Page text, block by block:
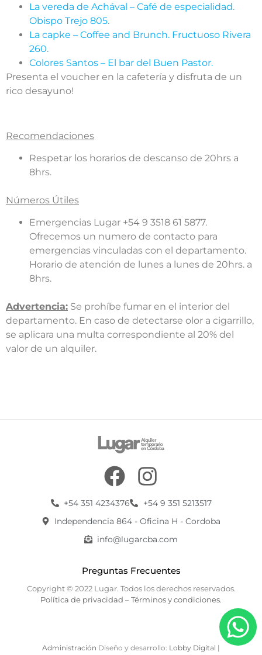
La vereda de Achával – Café de especialidad.
Obispo Trejo 805.
La capke – Coffee and Brunch. Fructuoso Rivera
260.
Colores Santos – El bar del Buen Pastor.
Presenta el voucher en la cafetería y disfruta de un
rico desayuno!
Recomendaciones
Respetar los horarios de descanso de 20hrs a
8hrs.
Números Útiles
Emergencias Lugar +54 9 3518 61 5877.
Ofrecemos un numero de contacto para
emergencias vinculadas con el departamento.
Horario de atención de lunes a lunes de 20hrs. a
8hrs.
Advertencia: Se prohíbe fumar en el interior del
departamento. En caso de detectarse olor a cigarrillo,
se aplicara una multa correspondiente al 20% del
valor de un alquiler.
+54 351 4234376
+54 9 351 5213517
Independencia 864 - Oficina H - Cordoba
info@lugarcba.com
Preguntas Frecuentes
Copyright © 2022 Lugar. Todos los derechos reservados.
Política de privacidad –Términos y condiciones.
Administración Diseño y desarrollo: Lobby Digital |